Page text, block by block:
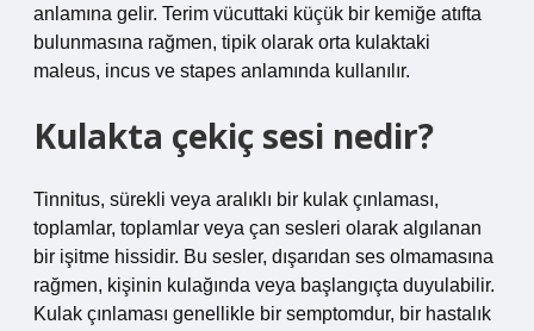
anlamına gelir. Terim vücuttaki küçük bir kemiğe atıfta
bulunmasına rağmen, tipik olarak orta kulaktaki
maleus, incus ve stapes anlamında kullanılır.
Kulakta çekiç sesi nedir?
Tinnitus, sürekli veya aralıklı bir kulak çınlaması,
toplamlar, toplamlar veya çan sesleri olarak algılanan
bir işitme hissidir. Bu sesler, dışarıdan ses olmamasına
rağmen, kişinin kulağında veya başlangıçta duyulabilir.
Kulak çınlaması genellikle bir semptomdur, bir hastalık